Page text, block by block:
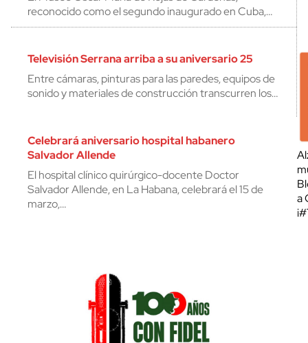
reconocido como el segundo inaugurado en Cuba,…
Televisión Serrana arriba a su aniversario 25
Entre cámaras, pinturas para las paredes, equipos de
sonido y materiales de construcción transcurren los…
Celebrará aniversario hospital habanero
Salvador Allende
El hospital clínico quirúrgico-docente Doctor
Salvador Allende, en La Habana, celebrará el 15 de
marzo,…
a